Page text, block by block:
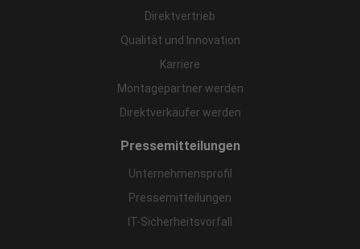
Direktvertrieb
Qualität und Innovation
Karriere
Montagepartner werden
Direktverkäufer werden
Pressemitteilungen
Unternehmensprofil
Pressemitteilungen
IT-Sicherheitsvorfall